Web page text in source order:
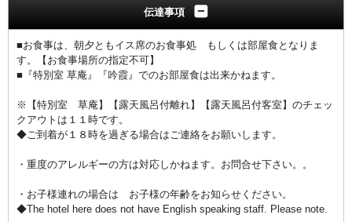
伝達事項
■お食事は、朝夕ともイス席のお食事処 もしくは部屋食となりま
す。【お食事場所の指定不可】
■『特別室 草庵』『吟霞』でのお部屋食は出来かねます。
※【特別室 草庵】【露天風呂付離れ】【露天風呂付客室】のチェッ
クアウトは１１時です。
◆ご到着が１８時を過ぎる場合はご連絡をお願いします。
・重度のアレルギーの方は対応しかねます。お問合せ下さい。。
・お子様連れの場合は お子様の年齢をお知らせください。
◆The hotel here does not have English speaking staff. Please note.